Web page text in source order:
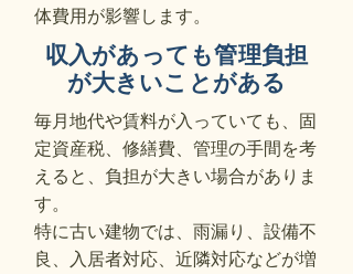
体費用が影響します。
収入があっても管理負担
が大きいことがある
毎月地代や賃料が入っていても、固
定資産税、修繕費、管理の手間を考
えると、負担が大きい場合がありま
す。
特に古い建物では、雨漏り、設備不
良、入居者対応、近隣対応などが増